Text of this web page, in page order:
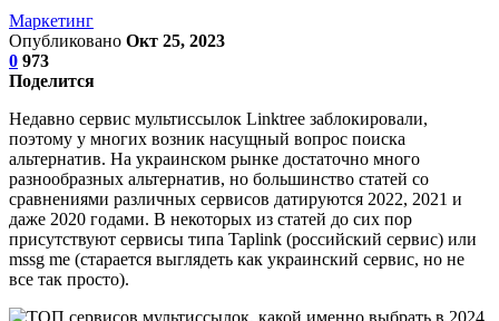
Маркетинг
Опубликовано Окт 25, 2023
0 973
Поделится
Недавно сервис мультиссылок Linktree заблокировали,
поэтому у многих возник насущный вопрос поиска
альтернатив. На украинском рынке достаточно много
разнообразных альтернатив, но большинство статей со
сравнениями различных сервисов датируются 2022, 2021 и
даже 2020 годами. В некоторых из статей до сих пор
присутствуют сервисы типа Taplink (российский сервис) или
mssg me (старается выглядеть как украинский сервис, но не
все так просто).